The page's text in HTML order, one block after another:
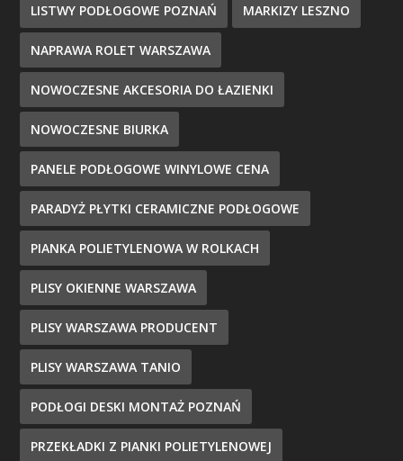
LISTWY PODŁOGOWE POZNAŃ MARKIZY LESZNO
NAPRAWA ROLET WARSZAWA
NOWOCZESNE AKCESORIA DO ŁAZIENKI
NOWOCZESNE BIURKA
PANELE PODŁOGOWE WINYLOWE CENA
PARADYŻ PŁYTKI CERAMICZNE PODŁOGOWE
PIANKA POLIETYLENOWA W ROLKACH
PLISY OKIENNE WARSZAWA
PLISY WARSZAWA PRODUCENT
PLISY WARSZAWA TANIO
PODŁOGI DESKI MONTAŻ POZNAŃ
PRZEKŁADKI Z PIANKI POLIETYLENOWEJ